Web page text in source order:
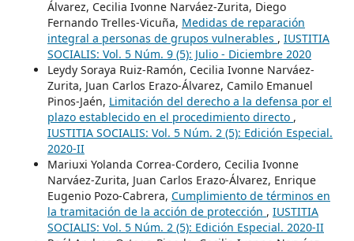
Álvarez, Cecilia Ivonne Narváez-Zurita, Diego
Fernando Trelles-Vicuña, Medidas de reparación
integral a personas de grupos vulnerables , IUSTITIA
SOCIALIS: Vol. 5 Núm. 9 (5): Julio - Diciembre 2020
Leydy Soraya Ruiz-Ramón, Cecilia Ivonne Narváez-
Zurita, Juan Carlos Erazo-Álvarez, Camilo Emanuel
Pinos-Jaén, Limitación del derecho a la defensa por el
plazo establecido en el procedimiento directo ,
IUSTITIA SOCIALIS: Vol. 5 Núm. 2 (5): Edición Especial.
2020-II
Mariuxi Yolanda Correa-Cordero, Cecilia Ivonne
Narváez-Zurita, Juan Carlos Erazo-Álvarez, Enrique
Eugenio Pozo-Cabrera, Cumplimiento de términos en
la tramitación de la acción de protección , IUSTITIA
SOCIALIS: Vol. 5 Núm. 2 (5): Edición Especial. 2020-II